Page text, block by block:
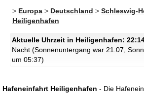
> Europa > Deutschland > Schleswig-
Heiligenhafen
Aktuelle Uhrzeit in Heiligenhafen:
Nacht (Sonnenuntergang war 21:07,
um 05:37)
Hafeneinfahrt Heiligenhafen - Die